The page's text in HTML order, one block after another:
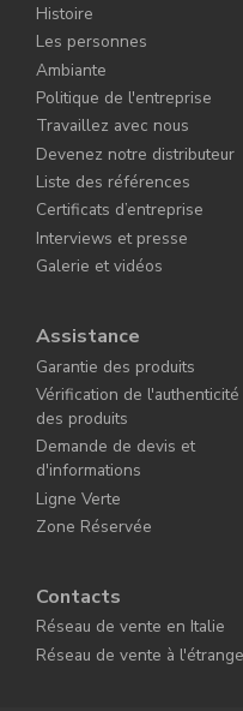
Histoire
Les personnes
Ambiante
Politique de l'entreprise
Travaillez avec nous
Devenez notre distributeur
Liste des références
Certificats d’entreprise
Interviews et presse
Galerie et vidéos
Assistance
Garantie des produits
Vérification de l'authenticité
des produits
Demande de devis et
d'informations
Ligne Verte
Zone Réservée
Contacts
Réseau de vente en Italie
Réseau de vente à